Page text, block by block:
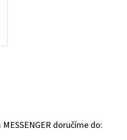
doručíme do: